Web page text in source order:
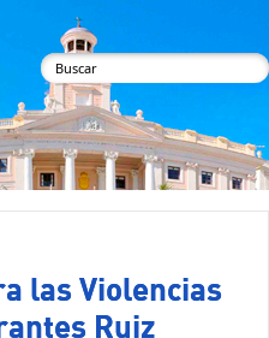
Formulario de
búsqueda
las Violencias
Ruiz